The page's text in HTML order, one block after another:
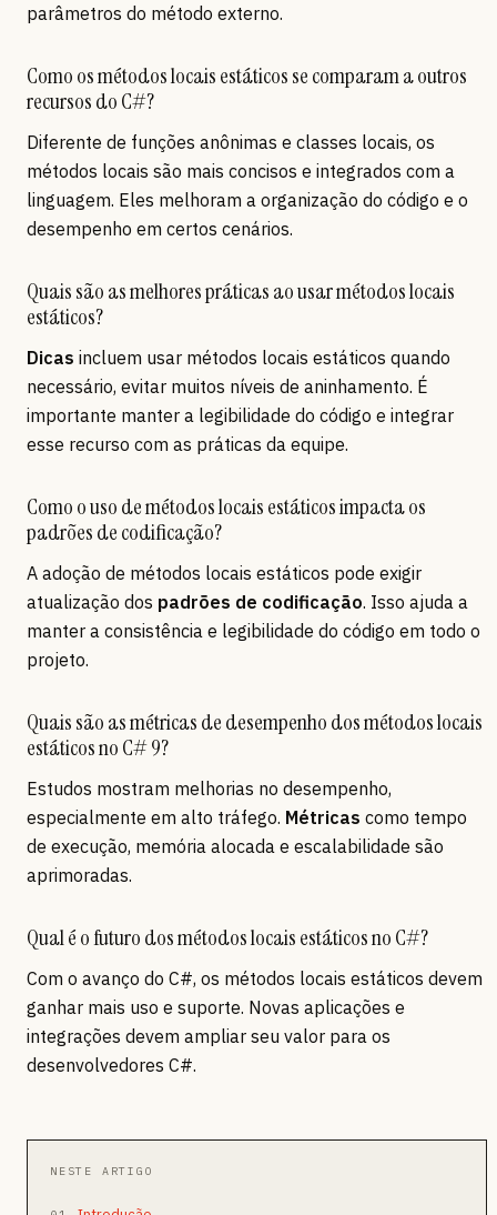
parâmetros do método externo.
Como os métodos locais estáticos se comparam a outros
recursos do C#?
Diferente de funções anônimas e classes locais, os
métodos locais são mais concisos e integrados com a
linguagem. Eles melhoram a organização do código e o
desempenho em certos cenários.
Quais são as melhores práticas ao usar métodos locais
estáticos?
Dicas incluem usar métodos locais estáticos quando
necessário, evitar muitos níveis de aninhamento. É
importante manter a legibilidade do código e integrar
esse recurso com as práticas da equipe.
Como o uso de métodos locais estáticos impacta os
padrões de codificação?
A adoção de métodos locais estáticos pode exigir
atualização dos padrões de codificação. Isso ajuda a
manter a consistência e legibilidade do código em todo o
projeto.
Quais são as métricas de desempenho dos métodos locais
estáticos no C# 9?
Estudos mostram melhorias no desempenho,
especialmente em alto tráfego. Métricas como tempo
de execução, memória alocada e escalabilidade são
aprimoradas.
Qual é o futuro dos métodos locais estáticos no C#?
Com o avanço do C#, os métodos locais estáticos devem
ganhar mais uso e suporte. Novas aplicações e
integrações devem ampliar seu valor para os
desenvolvedores C#.
NESTE ARTIGO